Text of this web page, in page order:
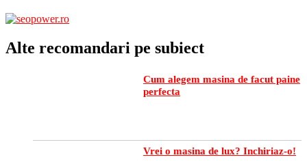
Alte recomandari pe subiect
Cum alegem masina de facut paine
perfecta
Vrei o masina de lux? Inchiriaz-o!